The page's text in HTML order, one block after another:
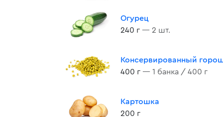
Огурец
240 г — 2 шт.
Консервированный
400 г — 1 банка / 400 г
Картошка
200 г